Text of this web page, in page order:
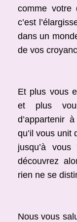
comme votre
c’est
dans un
de vos
Et plus vous
et plus
d’appartenir
qu’il vous unit
jusqu’à
découvrez
rien ne se
Nous vous